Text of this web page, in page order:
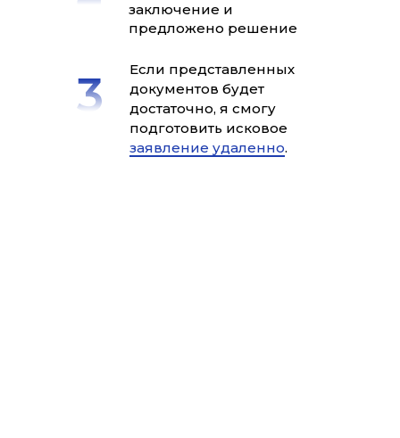
заключение и
предложено решение
Если представленных
документов будет
достаточно, я смогу
подготовить исковое
заявление удаленно.